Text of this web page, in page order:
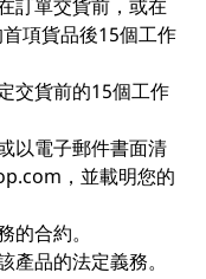
訂單交貨前，或在
項貨品後15個工作
交貨前的15個工作
以電子郵件書面清
，並載明您的
合約。
品的法定義務。